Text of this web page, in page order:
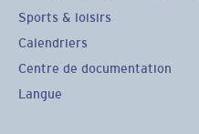
Sports & loisirs
Calendriers
Centre de documentation
Langue